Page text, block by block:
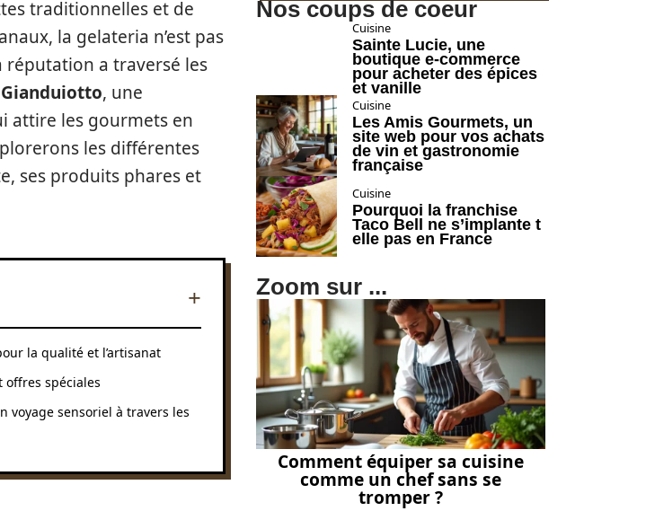
traditionnelles et de
la gelateria n’est pas
réputation a traversé les
Gianduiotto, une
attire les gourmets en
les différentes
ses produits phares et
la qualité et l’artisanat
offres spéciales
voyage sensoriel à travers les
Nos coups de coeur
Cuisine
Sainte Lucie, une
boutique e-commerce
pour acheter des épices
et vanille
Cuisine
Les Amis Gourmets, un
site web pour vos achats
de vin et gastronomie
française
Cuisine
Pourquoi la franchise
Taco Bell ne s’implante t
elle pas en France
Zoom sur ...
Comment équiper sa cuisine
comme un chef sans se
tromper ?